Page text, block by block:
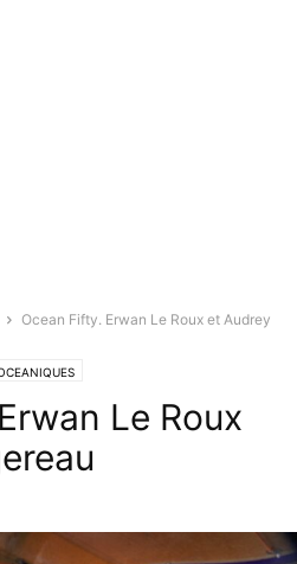
Ocean Fifty. Erwan Le Roux et Audrey
Le Roux